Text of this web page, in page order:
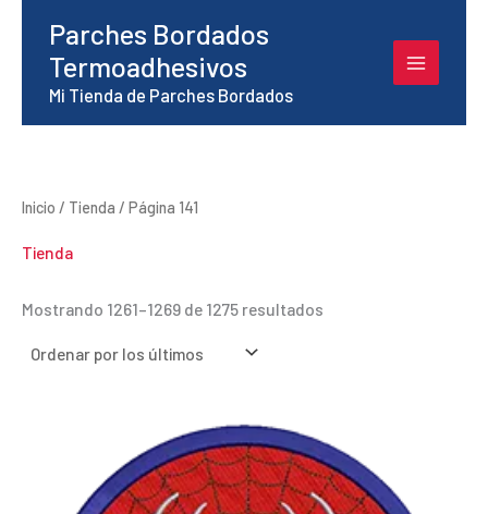
contenido
Parches Bordados
Termoadhesivos
Mi Tienda de Parches Bordados
Inicio / Tienda / Página 141
Tienda
Mostrando 1261–1269 de 1275 resultados